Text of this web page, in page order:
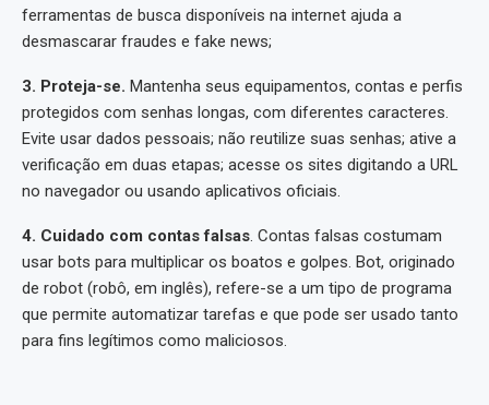
ferramentas de busca disponíveis na internet ajuda a
desmascarar fraudes e fake news;
3. Proteja-se. Mantenha seus equipamentos, contas e perfis
protegidos com senhas longas, com diferentes caracteres.
Evite usar dados pessoais; não reutilize suas senhas; ative a
verificação em duas etapas; acesse os sites digitando a URL
no navegador ou usando aplicativos oficiais.
4. Cuidado com contas falsas. Contas falsas costumam
usar bots para multiplicar os boatos e golpes. Bot, originado
de robot (robô, em inglês), refere-se a um tipo de programa
que permite automatizar tarefas e que pode ser usado tanto
para fins legítimos como maliciosos.